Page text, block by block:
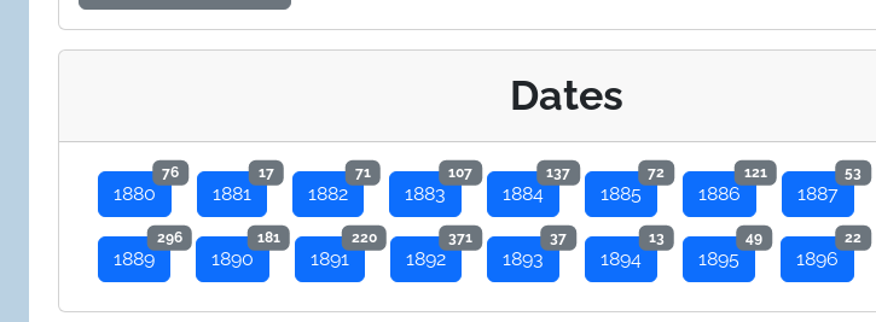
Dates
1880
76
1881
17
1882
71
1883
107
1884
137
1885
72
1886
121
1887
53
1889
296
1890
181
1891
220
1892
371
1893
37
1894
13
1895
49
1896
22